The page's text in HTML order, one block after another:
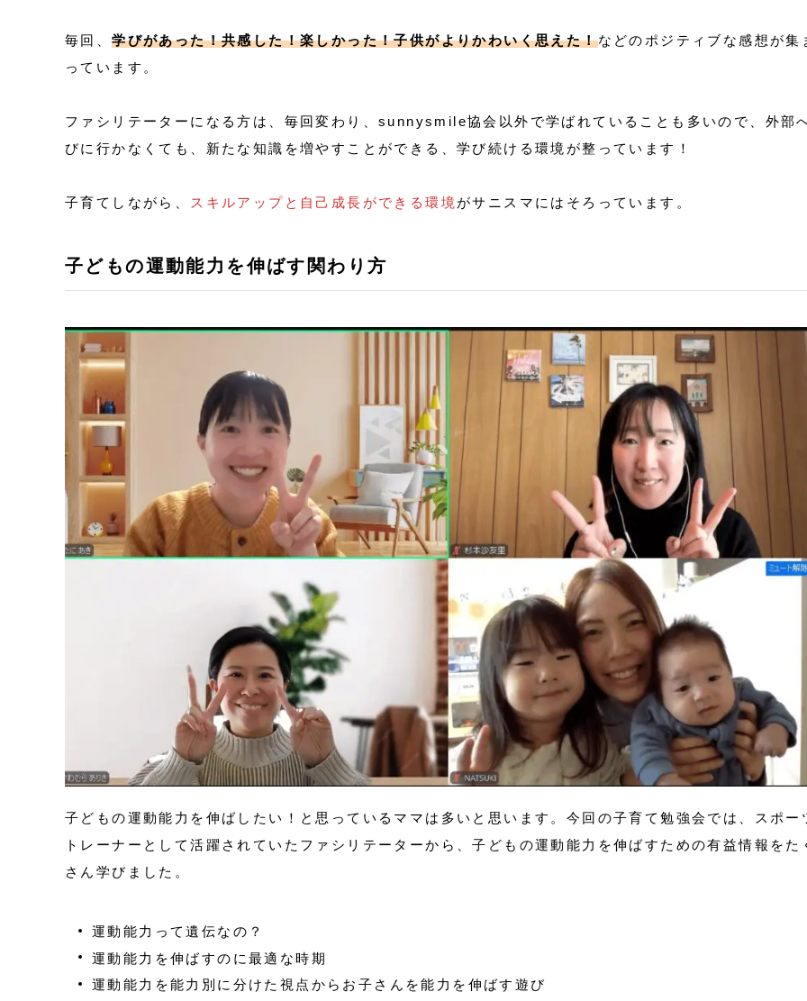
毎回、学びがあった！共感した！楽しかった！子供がよりかわいく思えた！などのポジティブな感想が集
っています。
ファシリテーターになる方は、毎回変わり、sunnysmile協会以外で学ばれていることも多いので、外部
びに行かなくても、新たな知識を増やすことができる、学び続ける環境が整っています！
子育てしながら、 スキルアップと自己成長ができる環境がサニスマにはそろっています。
子どもの運動能力を伸ばす関わり方
子どもの運動能力を伸ばしたい！と思っているママは多いと思います。今回の子育て勉強会では、スポー
トレーナーとして活躍されていたファシリテーターから、子どもの運動能力を伸ばすための有益情報をた
さん学びました。
運動能力って遺伝なの？
運動能力を伸ばすのに最適な時期
運動能力を能力別に分けた視点からお子さんを能力を伸ばす遊び